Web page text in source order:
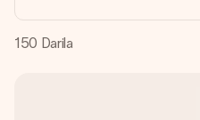
150 Darila